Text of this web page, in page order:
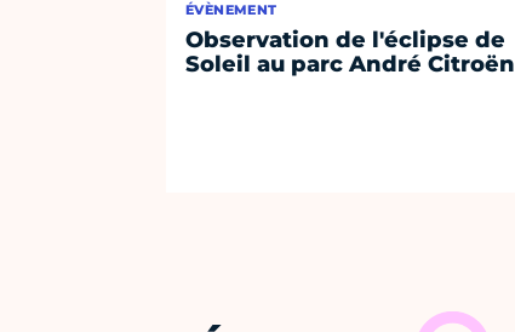
ÉVÈNEMENT
Observation de l'éclipse de
Soleil au parc André Citroën